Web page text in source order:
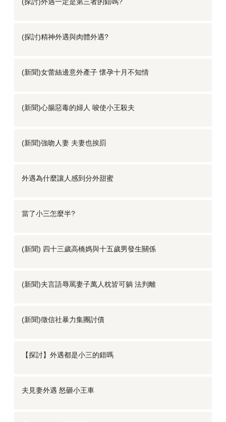
(探討)精神外遇與肉體外遇?
(新聞)女蕾絲邊意外產子 懷孕十月不知情
(新聞)心腸惡毒的婦人 唆使小王殺夫
(新聞)強吻人妻 夫妻也挨罰
外遇為什麼讓人感到分外甜蜜
當了小三怎麼半?
(新聞) 四十三歲高橋媽與十五歲男發生關係
(新聞)夫言語辱罵妻子萬人枕皆可躺 法判離
(新聞)徵信社暴力集團討債
【探討】外遇都是小三的錯嗎
夫見妻外遇 怒砸小王車